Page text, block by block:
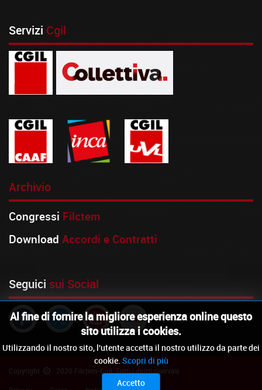
Al fine di fornire la migliore esperienza online questo
sito utilizza i cookies.
Utilizzando il nostro sito, l'utente accetta il nostro utilizzo da parte dei
cookie. Scopri di più
Accetto
ServiziCgil
Archivio
Congressi Filctem
Download Accordi e Contratti
Seguicisui Social
Copyright 2020 Filctem-Cgil. Tutti i diritti riservati